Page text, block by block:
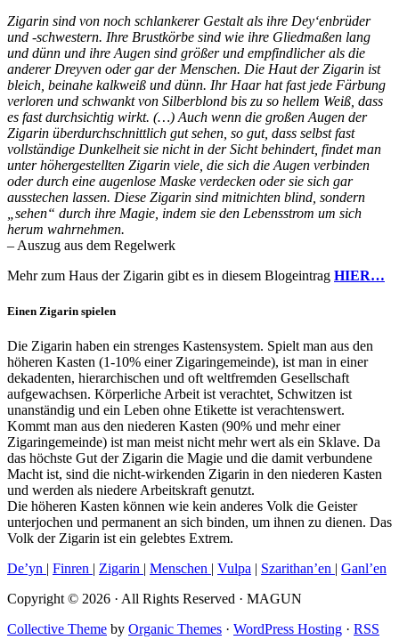
Zigarin sind von noch schlankerer Gestalt als ihre Dey‘enbrüder
und -schwestern. Ihre Brustkörbe sind wie ihre Gliedmaßen lang
und dünn und ihre Augen sind größer und empfindlicher als die
anderer Dreyven oder gar der Menschen. Die Haut der Zigarin ist
bleich, beinahe kalkweiß und dünn. Ihr Haar hat fast jede Färbung
verloren und schwankt von Silberblond bis zu so hellem Weiß, dass
es fast durchsichtig wirkt. (…)Auch wenn die großen Augen der
Zigarin überdurchschnittlich gut sehen, so gut, dass selbst fast
vollständige Dunkelheit sie nicht in der Sicht behindert, findet man
unter höhergestellten Zigarin viele, die sich die Augen verbinden
oder durch eine augenlose Maske verdecken oder sie sich gar
ausstechen lassen. Diese Zigarin sind mitnichten blind, sondern
„sehen“ durch ihre Magie, indem sie den Lebensstrom um sich
herum wahrnehmen.
– Auszug aus dem Regelwerk
Mehr zum Haus der Zigarin gibt es in diesem Blogeintrag HIER…
Einen Zigarin spielen
Die Zigarin haben ein strenges Kastensystem. Spielt man aus den
höheren Kasten (1-10% einer Zigaringemeinde), ist man in einer
dekadenten, hierarchischen und oft weltfremden Gesellschaft
aufgewachsen. Körperliche Arbeit ist verachtet, Schwitzen ist
unanständig und ein Leben ohne Etikette ist verachtenswert.
Kommt man aus den niederen Kasten (90% und mehr einer
Zigaringemeinde) ist man meist nicht mehr wert als ein Sklave. Da
das höchste Gut der Zigarin die Magie und die damit verbundene
Macht ist, sind die nicht-wirkenden Zigarin in den niederen Kasten
und werden als niedere Arbeitskraft genutzt.
Die höheren Kasten können wie kein anderes Volk die Geister
unterjochen und permanent an sich binden, um ihnen zu dienen. Das
Volk der Zigarin ist ein gelebtes Extrem.
De’yn | Finren | Zigarin | Menschen | Vulpa | Szarithan’en | Ganl’en
Copyright © 2026 · All Rights Reserved · MAGUN
Collective Theme by Organic Themes · WordPress Hosting · RSS